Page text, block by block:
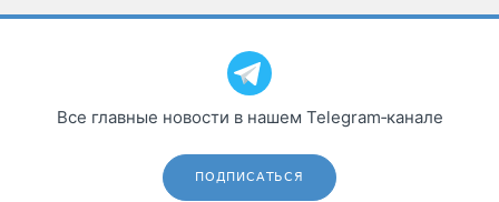
Все главные новости в нашем Telegram‑канале
ПОДПИСАТЬСЯ